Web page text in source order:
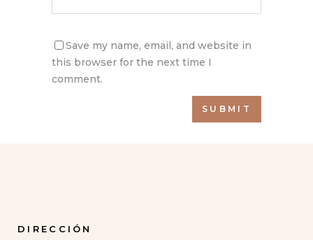
Save my name, email, and website in
this browser for the next time I
comment.
DIRECCIÓN